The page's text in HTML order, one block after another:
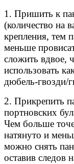
1. Пришить к
(количество на
крепления, тем
меньше
сложить вдвое,
использовать
дюбель-гвозди/
2. Прикрепить
портновских
Чем больше
натянуто и
можно снять
оставив следов